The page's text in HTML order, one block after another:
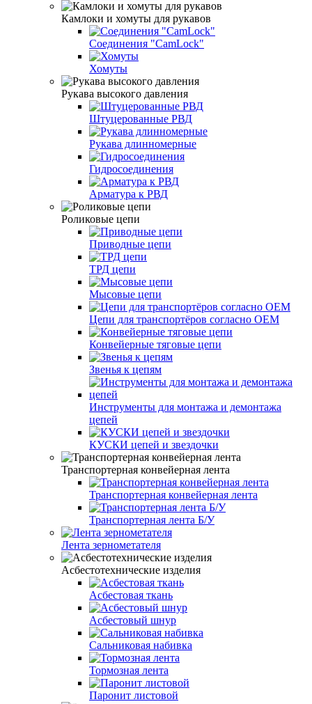
Камлоки и хомуты для рукавов
Соединения "CamLock"
Хомуты
Рукава высокого давления
Штуцерованные РВД
Рукава длинномерные
Гидросоединения
Арматура к РВД
Роликовые цепи
Приводные цепи
ТРД цепи
Мысовые цепи
Цепи для транспортёров согласно ОЕМ
Конвейерные тяговые цепи
Звенья к цепям
Инструменты для монтажа и демонтажа
цепей
КУСКИ цепей и звездочки
Транспортерная конвейерная лента
Транспортерная конвейерная лента
Транспортерная лента Б/У
Лента зернометателя
Асбестотехнические изделия
Асбестовая ткань
Асбестовый шнур
Сальниковая набивка
Тормозная лента
Паронит листовой